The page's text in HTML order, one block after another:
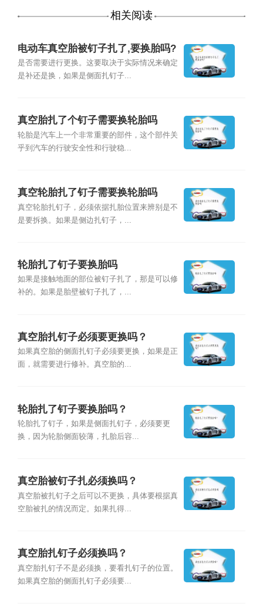
相关阅读
电动车真空胎被钉子扎了,要换胎吗?
是否需要进行更换。这要取决于实际情况来确定
是补还是换，如果是侧面扎钉子...
真空胎扎了个钉子需要换轮胎吗
轮胎是汽车上一个非常重要的部件，这个部件关
乎到汽车的行驶安全性和行驶稳...
真空轮胎扎了钉子需要换轮胎吗
真空轮胎扎钉子，必须依据扎胎位置来辨别是不
是要拆换。如果是侧边扎钉子，...
轮胎扎了钉子要换胎吗
如果是接触地面的部位被钉子扎了，那是可以修
补的。如果是胎壁被钉子扎了，...
真空胎扎钉子必须要更换吗？
如果真空胎的侧面扎钉子必须要更换，如果是正
面，就需要进行修补。真空胎的...
轮胎扎了钉子要换胎吗？
轮胎扎了钉子，如果是侧面扎钉子，必须要更
换，因为轮胎侧面较薄，扎胎后容...
真空胎被钉子扎必须换吗？
真空胎被扎钉子之后可以不更换，具体要根据真
空胎被扎的情况而定。如果扎得...
真空胎扎钉子必须换吗？
真空胎扎钉子不是必须换，要看扎钉子的位置。
如果真空胎的侧面扎钉子必须要...